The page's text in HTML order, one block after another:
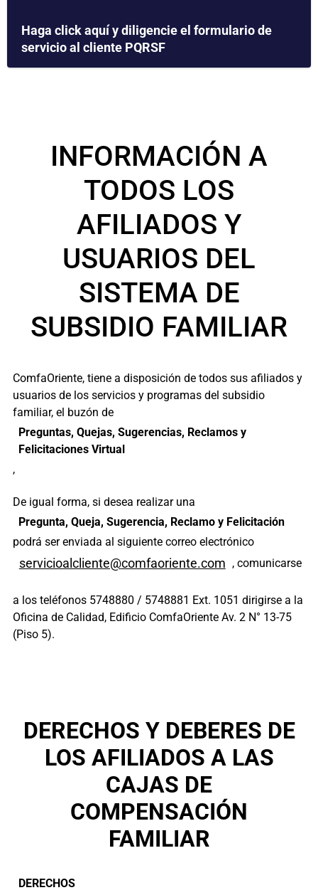
Haga click aquí y diligencie el formulario de
servicio al cliente PQRSF
INFORMACIÓN A
TODOS LOS
AFILIADOS Y
USUARIOS DEL
SISTEMA DE
SUBSIDIO FAMILIAR
ComfaOriente, tiene a disposición de todos sus afiliados y
usuarios de los servicios y programas del subsidio
familiar, el buzón de
Preguntas, Quejas, Sugerencias, Reclamos y
Felicitaciones Virtual
,
De igual forma, si desea realizar una
Pregunta, Queja, Sugerencia, Reclamo y Felicitación
podrá ser enviada al siguiente correo electrónico
servicioalcliente@comfaoriente.com , comunicarse
a los teléfonos 5748880 / 5748881 Ext. 1051 dirigirse a la
Oficina de Calidad, Edificio ComfaOriente Av. 2 N° 13-75
(Piso 5).
DERECHOS Y DEBERES DE
LOS AFILIADOS A LAS
CAJAS DE
COMPENSACIÓN
FAMILIAR
DERECHOS